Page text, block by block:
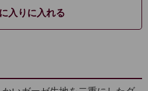
入りに入れる